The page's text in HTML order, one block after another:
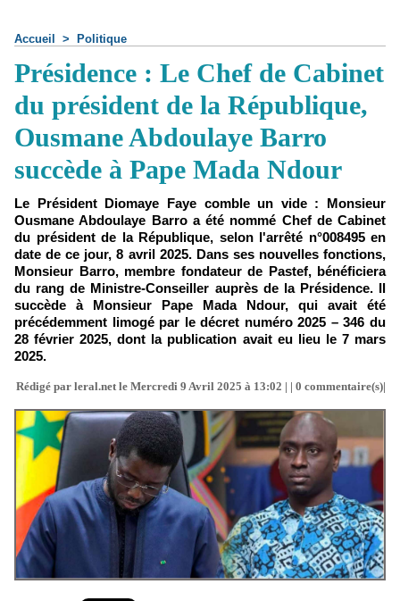
Accueil > Politique
Présidence : Le Chef de Cabinet
du président de la République,
Ousmane Abdoulaye Barro
succède à Pape Mada Ndour
Le Président Diomaye Faye comble un vide : Monsieur
Ousmane Abdoulaye Barro a été nommé Chef de Cabinet
du président de la République, selon l'arrêté n°008495 en
date de ce jour, 8 avril 2025. Dans ses nouvelles fonctions,
Monsieur Barro, membre fondateur de Pastef, bénéficiera
du rang de Ministre-Conseiller auprès de la Présidence. Il
succède à Monsieur Pape Mada Ndour, qui avait été
précédemment limogé par le décret numéro 2025 – 346 du
28 février 2025, dont la publication avait eu lieu le 7 mars
2025.
Rédigé par leral.net le Mercredi 9 Avril 2025 à 13:02 | | 0 commentaire(s)|